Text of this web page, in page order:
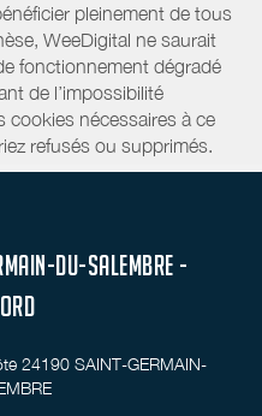
pleinement de tous
WeeDigital ne saurait
fonctionnement dégradé
de l’impossibilité
cookies nécessaires à ce
refusés ou supprimés.
DU-SALEMBRE -
24190 SAINT-GERMAIN-